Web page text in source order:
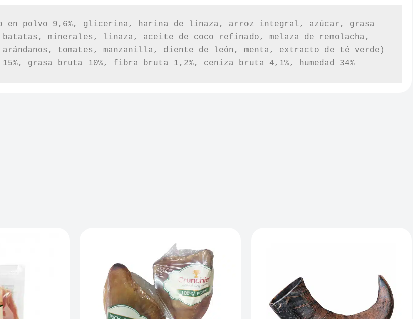
en polvo 9,6%, glicerina, harina de linaza, arroz integral, azúcar, grasa
minerales, linaza, aceite de coco refinado, melaza de remolacha,
tomates, manzanilla, diente de león, menta, extracto de té verde)
grasa bruta 10%, fibra bruta 1,2%, ceniza bruta 4,1%, humedad 34%